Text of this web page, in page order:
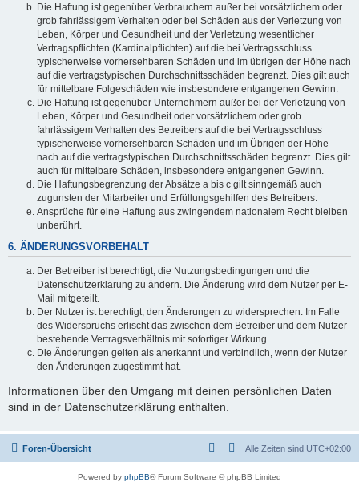
Die Haftung ist gegenüber Verbrauchern außer bei vorsätzlichem oder
grob fahrlässigem Verhalten oder bei Schäden aus der Verletzung von
Leben, Körper und Gesundheit und der Verletzung wesentlicher
Vertragspflichten (Kardinalpflichten) auf die bei Vertragsschluss
typischerweise vorhersehbaren Schäden und im übrigen der Höhe nach
auf die vertragstypischen Durchschnittsschäden begrenzt. Dies gilt auch
für mittelbare Folgeschäden wie insbesondere entgangenen Gewinn.
Die Haftung ist gegenüber Unternehmern außer bei der Verletzung von
Leben, Körper und Gesundheit oder vorsätzlichem oder grob
fahrlässigem Verhalten des Betreibers auf die bei Vertragsschluss
typischerweise vorhersehbaren Schäden und im Übrigen der Höhe
nach auf die vertragstypischen Durchschnittsschäden begrenzt. Dies gilt
auch für mittelbare Schäden, insbesondere entgangenen Gewinn.
Die Haftungsbegrenzung der Absätze a bis c gilt sinngemäß auch
zugunsten der Mitarbeiter und Erfüllungsgehilfen des Betreibers.
Ansprüche für eine Haftung aus zwingendem nationalem Recht bleiben
unberührt.
6. ÄNDERUNGSVORBEHALT
Der Betreiber ist berechtigt, die Nutzungsbedingungen und die
Datenschutzerklärung zu ändern. Die Änderung wird dem Nutzer per E-
Mail mitgeteilt.
Der Nutzer ist berechtigt, den Änderungen zu widersprechen. Im Falle
des Widerspruchs erlischt das zwischen dem Betreiber und dem Nutzer
bestehende Vertragsverhältnis mit sofortiger Wirkung.
Die Änderungen gelten als anerkannt und verbindlich, wenn der Nutzer
den Änderungen zugestimmt hat.
Informationen über den Umgang mit deinen persönlichen Daten
sind in der Datenschutzerklärung enthalten.
Foren-Übersicht Alle Zeiten sind UTC+02:00
Powered by phpBB® Forum Software © phpBB Limited